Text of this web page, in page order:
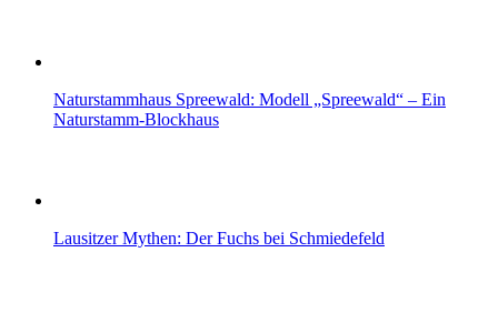
Naturstammhaus Spreewald: Modell „Spreewald“ – Ein
Naturstamm-Blockhaus
Lausitzer Mythen: Der Fuchs bei Schmiedefeld